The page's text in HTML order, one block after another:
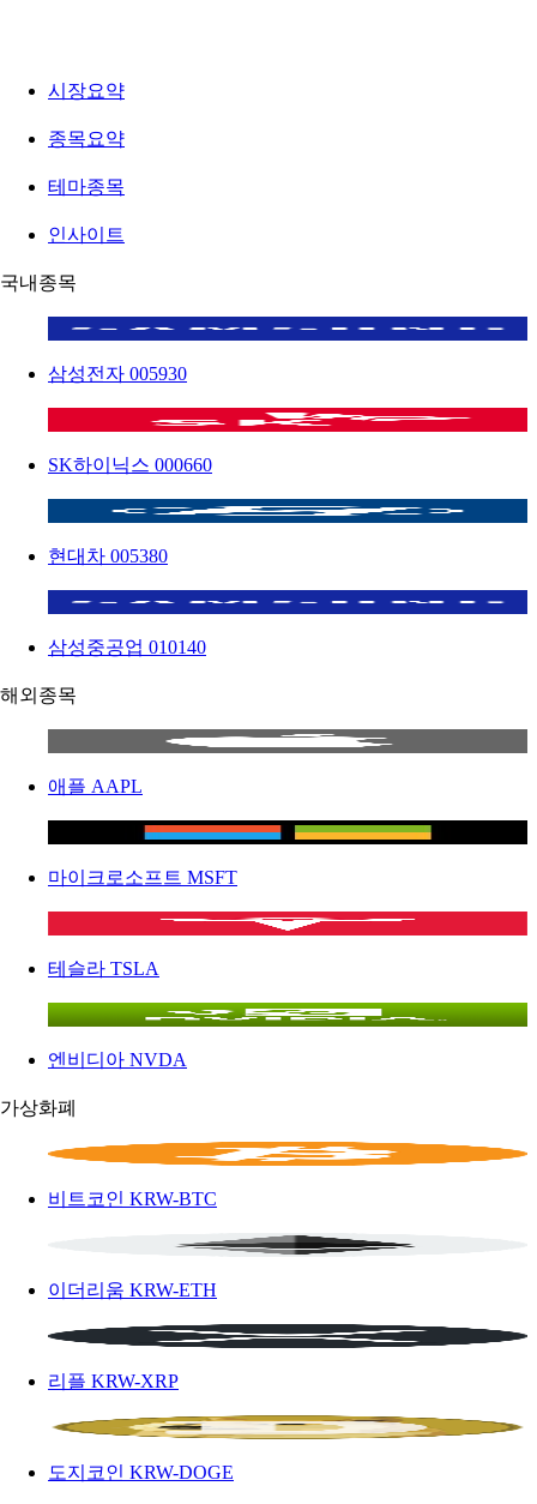
시장요약
종목요약
테마종목
인사이트
국내종목
삼성전자 005930
SK하이닉스 000660
현대차 005380
삼성중공업 010140
해외종목
애플 AAPL
마이크로소프트 MSFT
테슬라 TSLA
엔비디아 NVDA
가상화폐
비트코인 KRW-BTC
이더리움 KRW-ETH
리플 KRW-XRP
도지코인 KRW-DOGE